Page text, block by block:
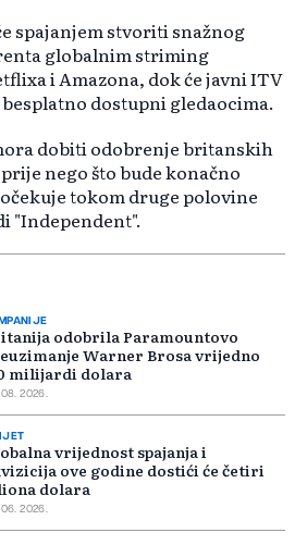
spajanjem stvoriti snažnog
globalnim striming
i Amazona, dok će javni ITV
dostupni gledaocima.
dobiti odobrenje britanskih
nego što bude konačno
tokom druge polovine
"Independent".
odobrila Paramountovo
Warner Brosa vrijedno
milijardi dolara
2026.
vrijednost spajanja i
ove godine dostići će četiri
dolara
2026.